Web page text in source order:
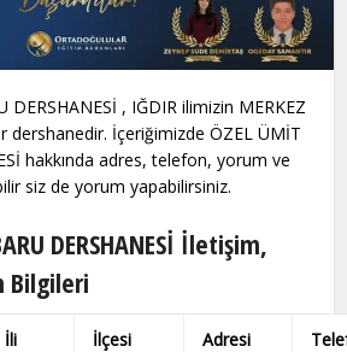
DERSHANESİ , IĞDIR ilimizin MERKEZ
dershanedir. İçeriğimizde ÖZEL ÜMİT
hakkında adres, telefon, yorum ve
siz de yorum yapabilirsiniz.
DERSHANESİ İletişim,
Bilgileri
İli İlçesi Adresi